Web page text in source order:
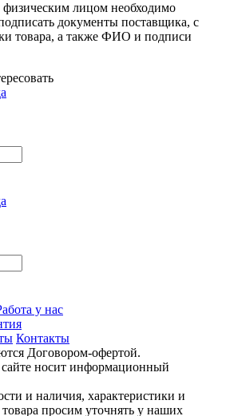
лицом необходимо
документы поставщика, с
товара, а также ФИО и подписи
у нас
Контакты
Договором-офертой.
носит информационный
и наличия, характеристики и
просим уточнять у наших